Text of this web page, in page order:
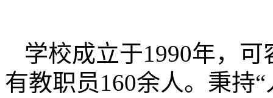
学校成立于1990年，
有教职员160余人。秉持